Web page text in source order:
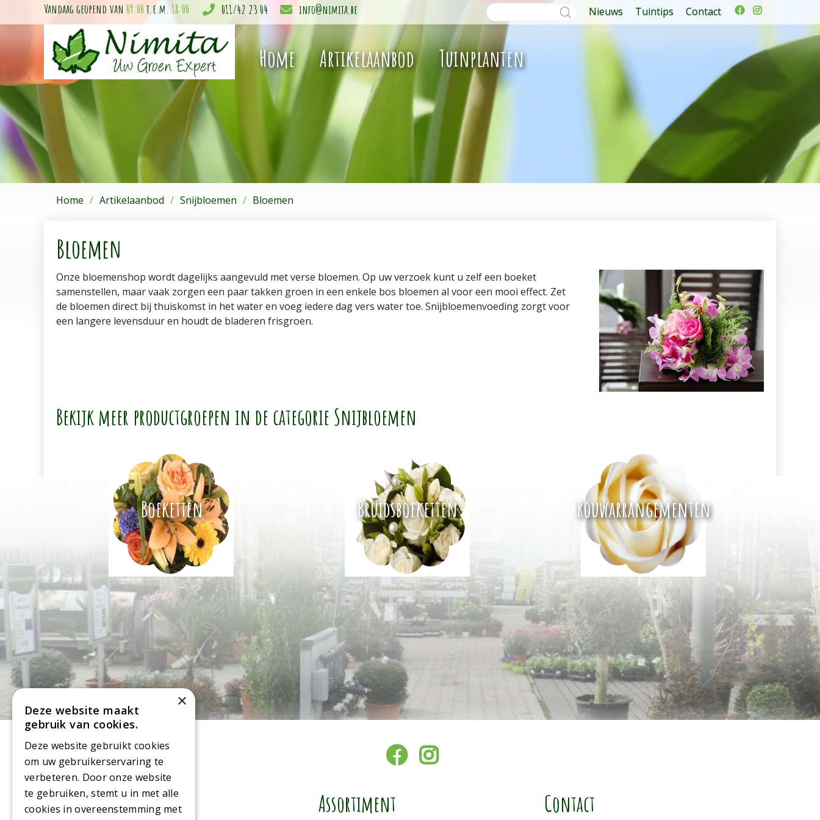
naar
Home Artikelaanbod Snijbloemen Bloemen
Vandaag geopend van 09:00 t.e.m.18:00 011/42 23 04 info@nimita.be Nieuws Tuintips Contact
Home Artikelaanbod Tuinplanten
Bloemen
Onze bloemenshop wordt dagelijks aangevuld met verse bloemen. Op uw verzoek kunt u zelf een boeket
samenstellen, maar vaak zorgen een paar takken groen in een enkele bos bloemen al voor een mooi effect. Zet
de bloemen direct bij thuiskomst in het water en voeg iedere dag vers water toe. Snijbloemenvoeding zorgt voor
een langere levensduur en houdt de bladeren frisgroen.
Bekijk meer productgroepen in de categorie Snijbloemen
Boeketten Bruidsboeketten Rouwarrangementen
Openingsuren Assortiment Contact
×
Deze website maakt
gebruik van cookies.
Deze website gebruikt cookies
om uw gebruikerservaring te
verbeteren. Door onze website
te gebruiken, stemt u in met alle
cookies in overeenstemming met